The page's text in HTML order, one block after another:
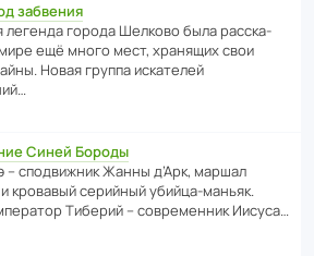
забвения
легенда города Шелково была расска­
ещё много мест, хранящих свои
Новая группа иска­телей
Синей Бороды
– спод­ви­жник Жанны д’Арк, маршал
кровавый серийный убийца-маньяк.
Тиберий – совре­менник Иисуса…